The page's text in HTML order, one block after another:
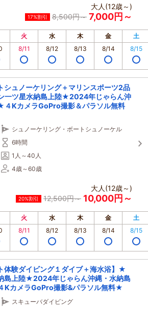
大人(12歳～)
17%割引 8,500円～ 7,000円～
火 水 木 金
土
8/11 8/12 8/13 8/14 8/15
シュノーケリング＋マリンスポーツ2品
一ツ星水納島上陸★2024年じゃらん沖
４KカメラGoPro撮影＆パラソル無料
シュノーケリング・ボートシュノーケル
6時間
1人～40人
4歳～60歳
大人(12歳～)
20%割引 12,500円～ 10,000円～
火 水 木 金
土
8/11 8/12 8/13 8/14 8/15
体験ダイビング１ダイブ＋海水浴】★
島上陸★2024年じゃらん沖縄・水納島
KカメラGoPro撮影&パラソル無料★
スキューバダイビング